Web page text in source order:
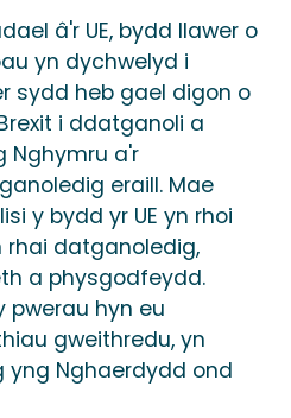
â'r UE, bydd llawer o
yn dychwelyd i
sydd heb gael digon o
i ddatganoli a
Nghymru a'r
eraill. Mae
y bydd yr UE yn rhoi
rhai datganoledig,
a physgodfeydd.
hyn eu
gweithredu, yn
yng Nghaerdydd ond